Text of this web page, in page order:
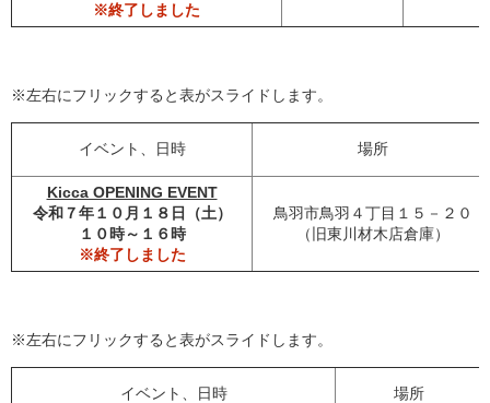
※終了しました
※左右にフリックすると表がスライドします。
イベント、日時 場所
Kicca OPENING EVENT
令和７年１０月１８日（土）
１０時～１６時
※終了しました
鳥羽市鳥羽４丁目１５－２０
（旧東川材木店倉庫）
※左右にフリックすると表がスライドします。
イベント、日時 場所